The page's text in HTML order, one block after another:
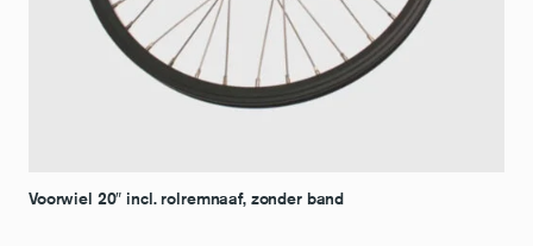
Voorwiel 20″ incl. rolremnaaf, zonder band